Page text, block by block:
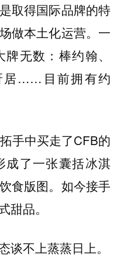
取得国际品牌的特
做本土化运营。一
无数：棒约翰、
居……目前拥有约
手中买走了CFB的
成了一张囊括冰淇
食版图。如今接手
甜品。
谈不上蒸蒸日上。